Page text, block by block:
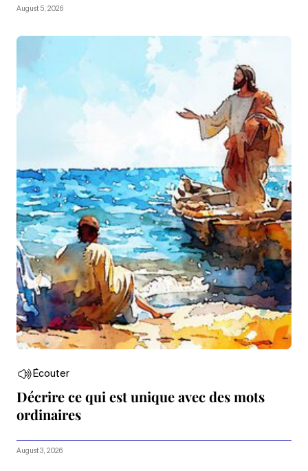
August 5, 2026
Écouter
Décrire ce qui est unique avec des mots
ordinaires
August 3, 2026